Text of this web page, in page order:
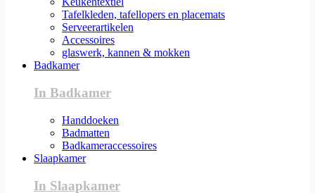
Tafelkleden, tafellopers en placemats
Serveerartikelen
Accessoires
glaswerk, kannen & mokken
Badkamer
In Badkamer
Handdoeken
Badmatten
Badkameraccessoires
Slaapkamer
In Slaapkamer